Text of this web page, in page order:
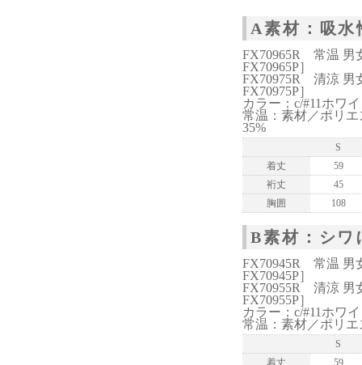
A素材：吸水
FX70965R 常温 男
FX70965P］
FX70975R 清涼 男
FX70975P］
カラー：c/#11ホワ
常温：素材／ポリ
35%
S
着丈
59
裄丈
45
胸囲
108
B素材：シワ
FX70945R 常温 男
FX70945P］
FX70955R 清涼 男
FX70955P］
カラー：c/#11ホワ
常温：素材／ポリ
S
着丈
59